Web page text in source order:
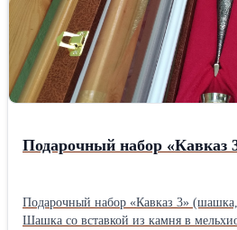
Подарочный набор «Кавказ
Подарочный набор «Кавказ 3»
Шашка со вставкой из камня в